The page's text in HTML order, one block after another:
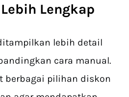
Lengkap
lebih detail
cara manual.
berbagai pilihan diskon